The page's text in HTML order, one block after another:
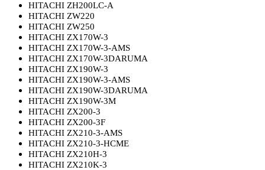
HITACHI ZH200LC-A
HITACHI ZW220
HITACHI ZW250
HITACHI ZX170W-3
HITACHI ZX170W-3-AMS
HITACHI ZX170W-3DARUMA
HITACHI ZX190W-3
HITACHI ZX190W-3-AMS
HITACHI ZX190W-3DARUMA
HITACHI ZX190W-3M
HITACHI ZX200-3
HITACHI ZX200-3F
HITACHI ZX210-3-AMS
HITACHI ZX210-3-HCME
HITACHI ZX210H-3
HITACHI ZX210K-3